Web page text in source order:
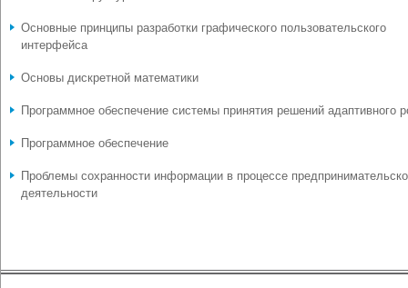
Основные принципы разработки графического пользовательского
интерфейса
Основы дискретной математики
Программное обеспечение системы принятия решений адаптивного
Программное обеспечение
Проблемы сохранности информации в процессе
деятельности